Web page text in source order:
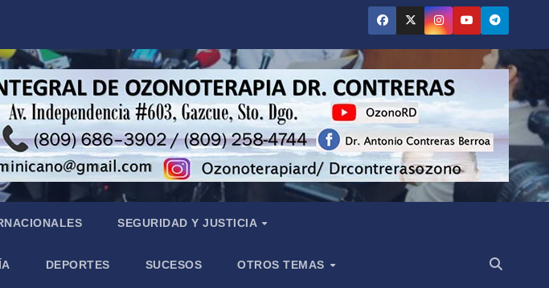
SEGURIDAD Y JUSTICIA
DEPORTES SUCESOS OTROS TEMAS